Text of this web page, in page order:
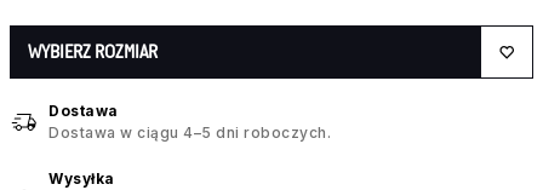
WYBIERZ ROZMIAR
Dostawa
Dostawa w ciągu 4–5 dni roboczych.
Wysyłka